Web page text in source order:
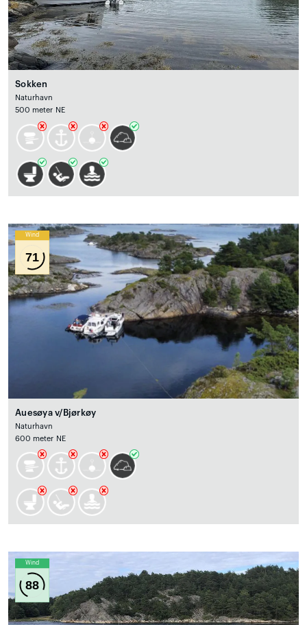
Sokken
Naturhavn
500 meter NE
Wind
71
Auesøya v/Bjørkøy
Naturhavn
600 meter NE
Wind
88